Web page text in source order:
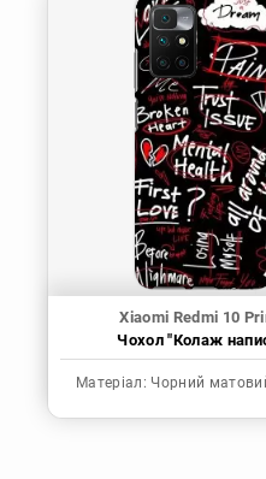
Xiaomi Redmi 10
Чохол "Колаж
Матеріал: Чорний